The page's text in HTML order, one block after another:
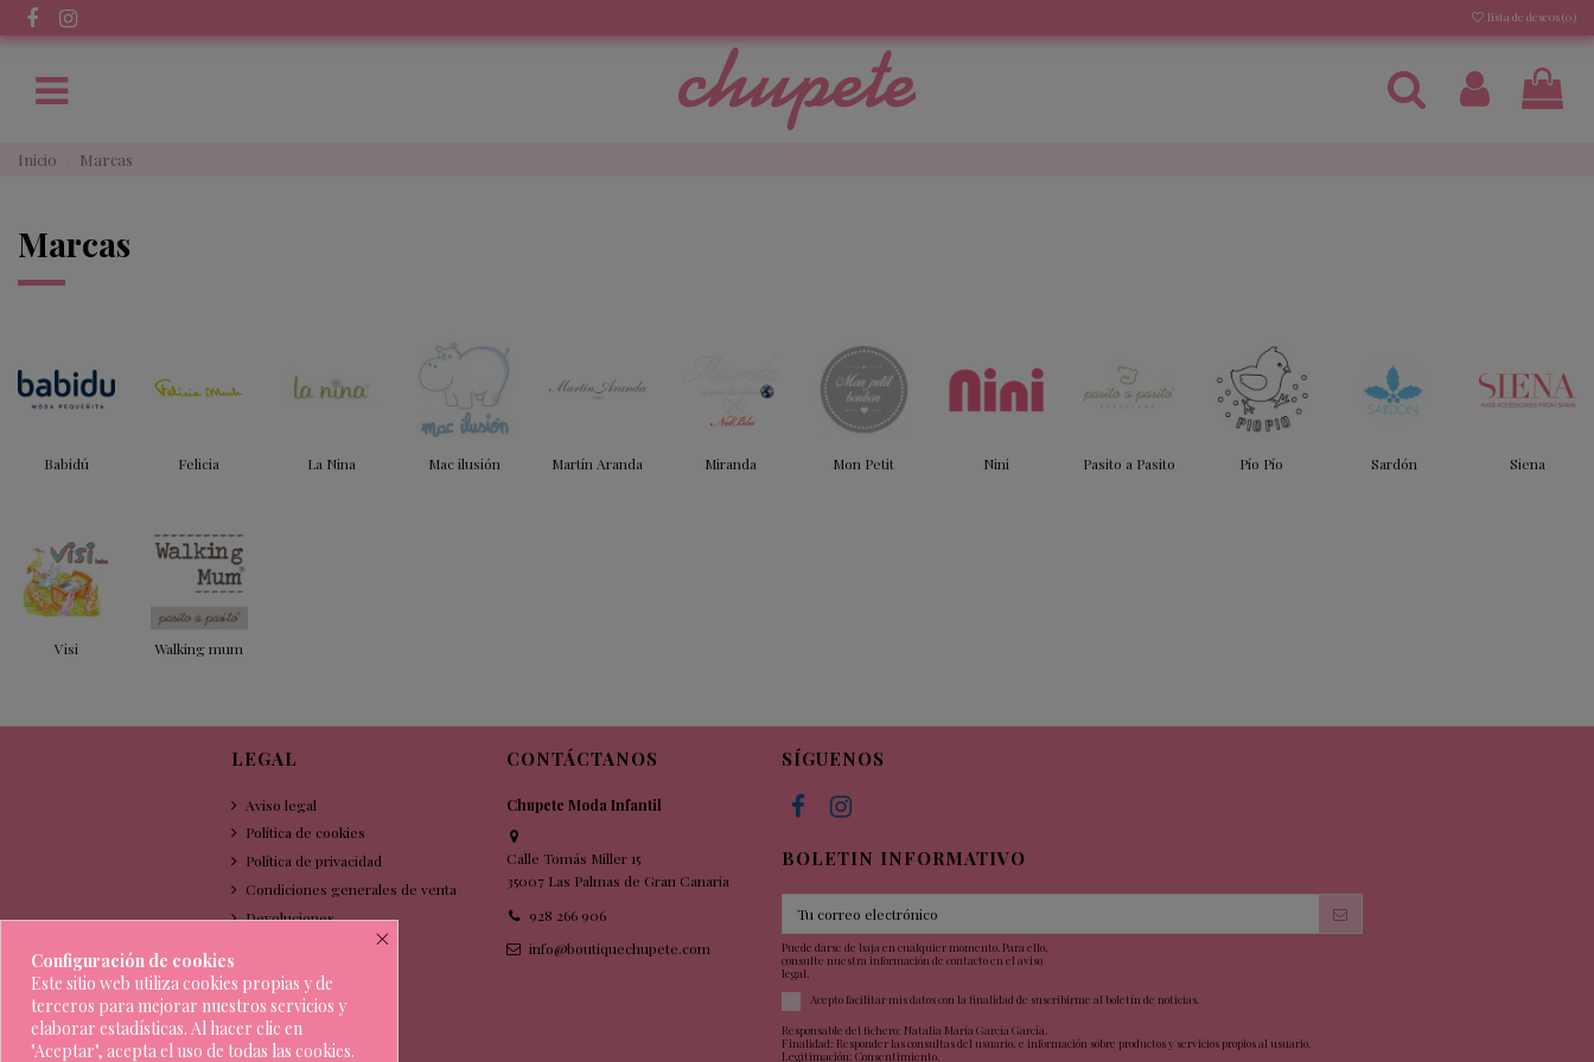
lista de deseos (0)
Inicio Marcas
Marcas
Babidú Felicia La Nina Mac ilusión Martín Aranda Miranda Mon Petit Nini Pasito a Pasito Pío Pío Sardón Siena
Visi Walking mum
LEGAL
Aviso legal
Política de cookies
Política de privacidad
Condiciones generales de venta
Devoluciones
CONTÁCTANOS
Chupete Moda Infantil
Calle Tomás Miller 15
35007 Las Palmas de Gran Canaria
928 266 906
info@boutiquechupete.com
SÍGUENOS
BOLETIN INFORMATIVO
Puede darse de baja en cualquier momento. Para ello,
consulte nuestra información de contacto en el aviso
legal.
Acepto facilitar mis datos con la finalidad de suscribirme al boletín de noticias.
Responsable del fichero: Natalia María García García.
Finalidad: Responder las consultas del usuario, e información sobre productos y servicios propios al usuario.
Legitimación: Consentimiento.
×
Configuración de cookies
Este sitio web utiliza cookies propias y de
terceros para mejorar nuestros servicios y
elaborar estadísticas. Al hacer clic en
"Aceptar", acepta el uso de todas las cookies.